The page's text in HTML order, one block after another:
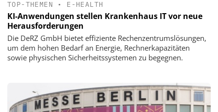
TOP-THEMEN • E-HEALTH
KI-Anwendungen stellen Krankenhaus IT vor neue
Herausforderungen
Die DeRZ GmbH bietet effiziente Rechenzentrumslösungen,
um dem hohen Bedarf an Energie, Rechnerkapazitäten
sowie physischen Sicherheitssystemen zu begegnen.